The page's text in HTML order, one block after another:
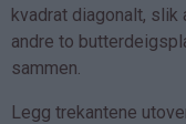
kvadrat diagonalt, slik
andre to
sammen.
Legg trekantene